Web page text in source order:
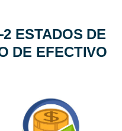
ACERCA DE
NUESTROS
EL CFDI 4.0
REGÍSTRATE
ESTADOS DE
DE EFECTIVO